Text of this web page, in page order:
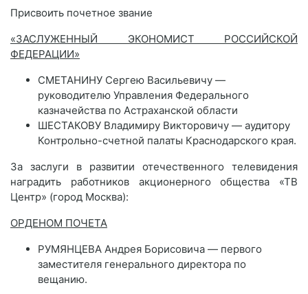
Присвоить почетное звание
«ЗАСЛУЖЕННЫЙ ЭКОНОМИСТ РОССИЙСКОЙ
ФЕДЕРАЦИИ»
СМЕТАНИНУ Сергею Васильевичу —
руководителю Управления Федерального
казначейства по Астраханской области
ШЕСТАКОВУ Владимиру Викторовичу — аудитору
Контрольно-счетной палаты Краснодарского края.
За заслуги в развитии отечественного телевидения
наградить работников акционерного общества «ТВ
Центр» (город Москва):
ОРДЕНОМ ПОЧЕТА
РУМЯНЦЕВА Андрея Борисовича — первого
заместителя генерального директора по
вещанию.